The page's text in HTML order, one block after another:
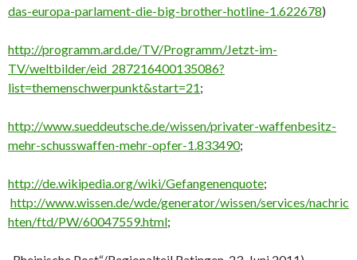
das-europa-parlament-die-big-brother-hotline-1.622678)
http://programm.ard.de/TV/Programm/Jetzt-im-
TV/weltbilder/eid_287216400135086?
list=themenschwerpunkt&start=21;
http://www.sueddeutsche.de/wissen/privater-waffenbesitz-
mehr-schusswaffen-mehr-opfer-1.833490;
http://de.wikipedia.org/wiki/Gefangenenquote;
http://www.wissen.de/wde/generator/wissen/services/nachric
hten/ftd/PW/60047559.html;